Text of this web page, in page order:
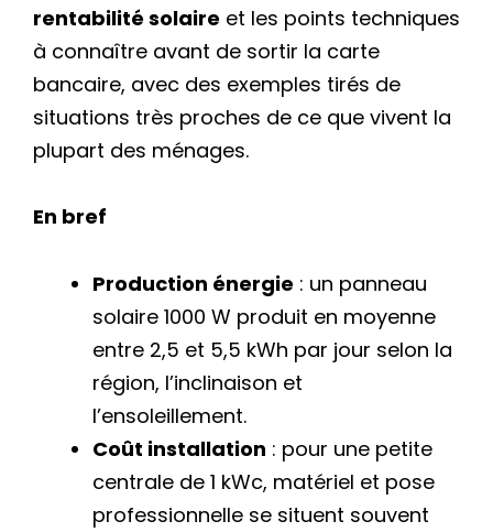
rentabilité solaire et les points techniques
à connaître avant de sortir la carte
bancaire, avec des exemples tirés de
situations très proches de ce que vivent la
plupart des ménages.
En bref
Production énergie : un panneau
solaire 1000 W produit en moyenne
entre 2,5 et 5,5 kWh par jour selon la
région, l’inclinaison et
l’ensoleillement.
Coût installation : pour une petite
centrale de 1 kWc, matériel et pose
professionnelle se situent souvent